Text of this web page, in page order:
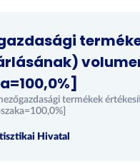
termékek
Hivatal